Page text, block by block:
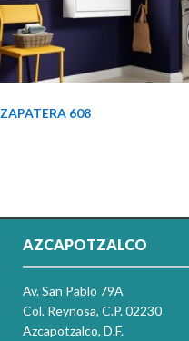
ZAPATERA 608
AZCAPOTZALCO
Av. San Pablo 79A
Col. Reynosa, C.P. 02230
Azcapotzalco, D.F.